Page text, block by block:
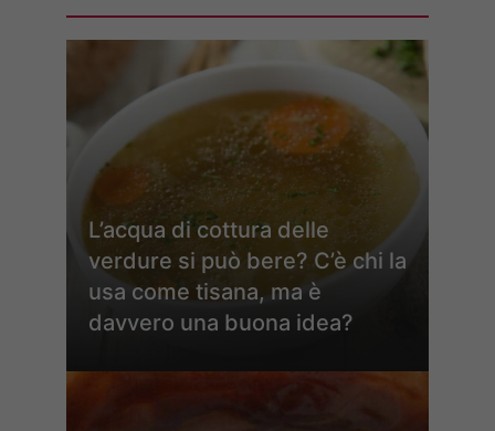
L’acqua di cottura delle
verdure si può bere? C’è chi la
usa come tisana, ma è
davvero una buona idea?